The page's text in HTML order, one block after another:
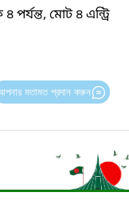
পর্যন্ত, মোট ৪ এন্ট্রি
মতামত প্রদান করুন